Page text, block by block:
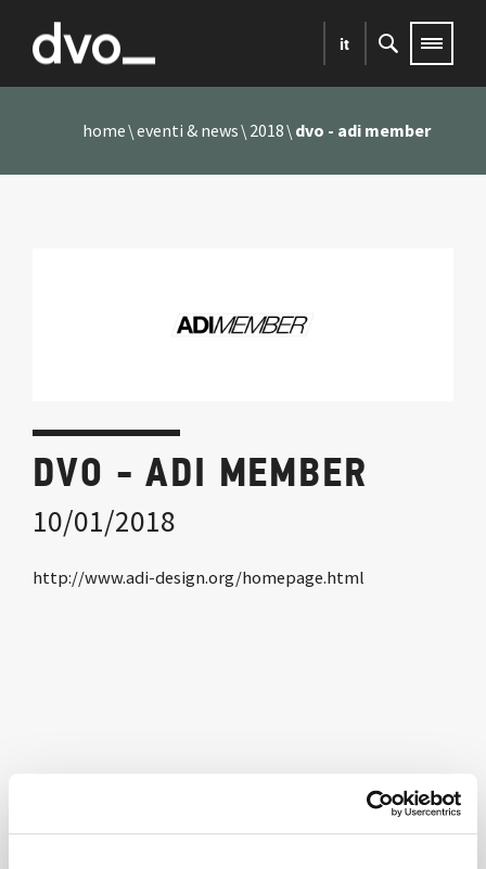
it
home eventi & news 2018 dvo - adi member
DVO - ADI MEMBER
10/01/2018
http://www.adi-design.org/homepage.html